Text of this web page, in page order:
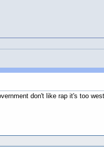
don't like rap it's too